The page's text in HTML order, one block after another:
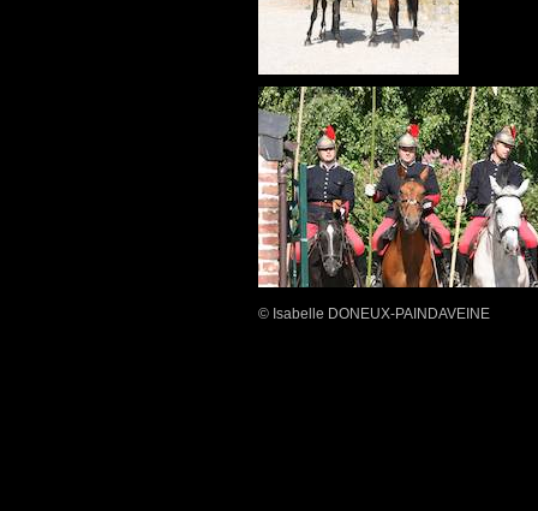
© Isabelle DONEUX-PAINDAVEINE